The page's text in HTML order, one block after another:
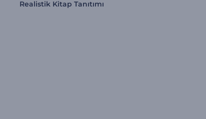
Realistik Kitap Tanıtımı